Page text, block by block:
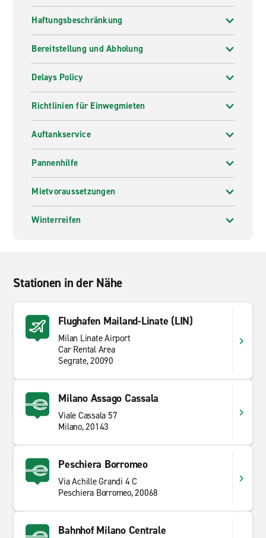
Haftungsbeschränkung
Bereitstellung und Abholung
Delays Policy
Richtlinien für Einwegmieten
Auftankservice
Pannenhilfe
Mietvoraussetzungen
Winterreifen
Stationen in der Nähe
Flughafen Mailand-Linate (LIN)
Milan Linate Airport
Car Rental Area
Segrate, 20090
Milano Assago Cassala
Viale Cassala 57
Milano, 20143
Peschiera Borromeo
Via Achille Grandi 4 C
Peschiera Borromeo, 20068
Bahnhof Milano Centrale